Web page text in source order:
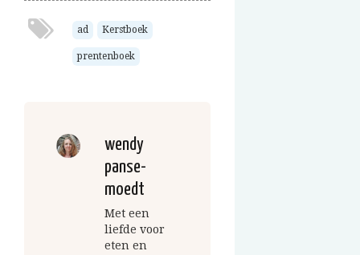
ad Kerstboek
prentenboek
wendy
panse-
moedt
Met een
liefde voor
eten en